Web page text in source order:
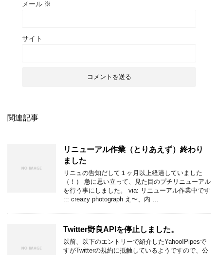
メール ※
サイト
関連記事
リニューアル作業（とりあえず）終わり
ました
リニュの告知だして１ヶ月以上経過していました
（！） 急に思い立って、見た目のプチリニューアル
を行う事にしました。 via: リニューアル作業中です
::: creazy photograph え〜、内 …
Twitter野良APIを停止しました。
以前、以下のエントリーで紹介したYahoo!Pipesで
すがTwitterの規約に抵触しているようですので、公